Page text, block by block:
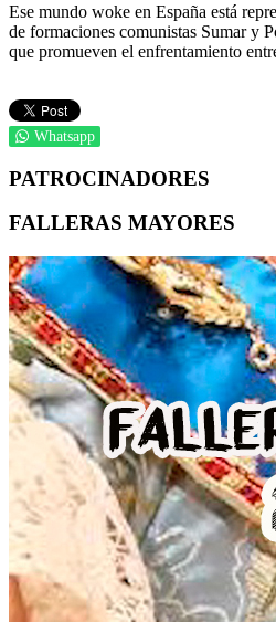
Ese mundo woke en España está
de formaciones comunistas Sumar y
que promueven el enfrentamiento
Whatsapp
PATROCINADORES
FALLERAS MAYORES